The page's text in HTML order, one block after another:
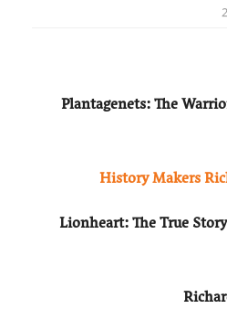
-Plantagenets: The
-Lionheart: The True